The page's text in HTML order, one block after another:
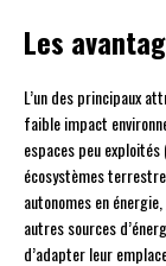
Les
L’un des principaux
faible impact
espaces peu
écosystèmes
autonomes en
autres sources
d’adapter leur